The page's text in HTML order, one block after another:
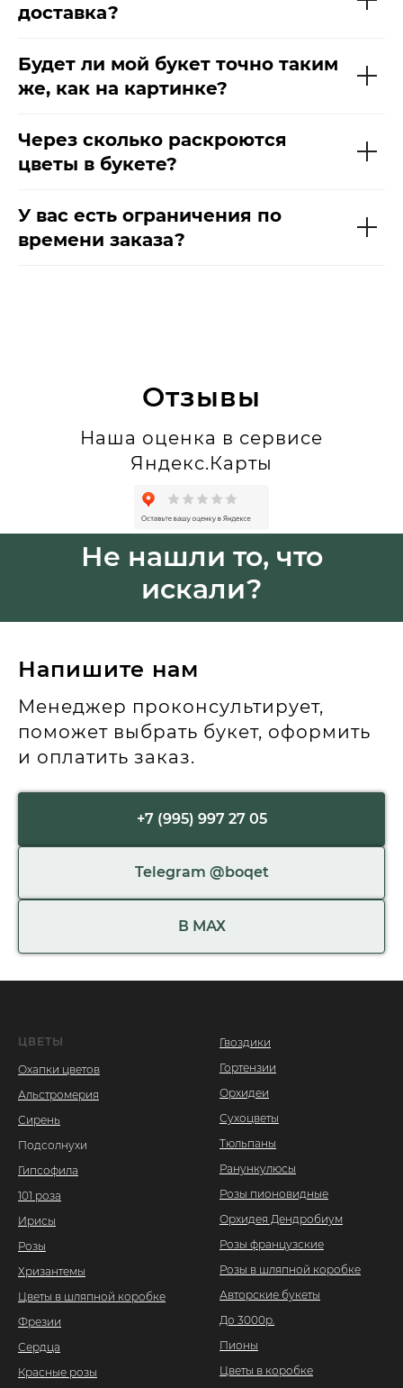
доставка?
Будет ли мой букет точно таким
же, как на картинке?
Через сколько раскроются
цветы в букете?
У вас есть ограничения по
времени заказа?
Отзывы
Наша оценка в сервисе
Яндекс.Карты
Не нашли то, что
искали?
Напишите нам
Менеджер проконсультирует,
поможет выбрать букет, оформить
и оплатить заказ.
+7 (995) 997 27 05
Telegram @boqet
В МАХ
ЦВЕТЫ
Охапки цветов
Альстромерия
Сирень
Подсолнухи
Гипсофила
101 роза
Ирисы
Розы
Хризантемы
Цветы в шляпной коробке
Фрезии
Сердца
Красные розы
Гвоздики
Гортензии
Орхидеи
Сухоцветы
Тюльпаны
Ранункулюсы
Розы пионовидные
Орхидея Дендробиум
Розы французские
Розы в шляпной коробке
Авторские букеты
До 3000р.
Пионы
Цветы в коробке